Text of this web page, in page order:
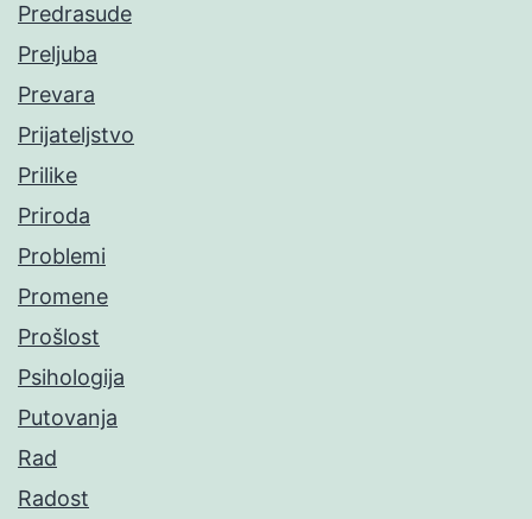
Predrasude
Preljuba
Prevara
Prijateljstvo
Prilike
Priroda
Problemi
Promene
Prošlost
Psihologija
Putovanja
Rad
Radost